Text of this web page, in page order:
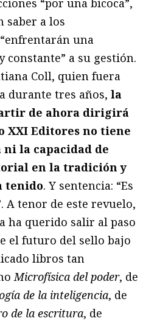
saber a los
una
constante” a su gestión.
Coll, quien fuera
durante tres años, la
de ahora dirigirá
XXI Editores no tiene
la capacidad de
en la tradición y
tenido. Y sentencia: “Es
A tenor de este revuelo,
ha querido salir al paso
el futuro del sello bajo
libros tan
Microfísica del poder, de
de la inteligencia, de
de la escritura, de